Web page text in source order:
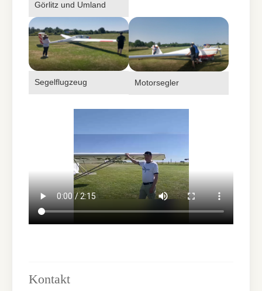
Görlitz und Umland
Show larger version for:
Segelflugzeug
Show larger version for:
Motorsegler
Kontakt